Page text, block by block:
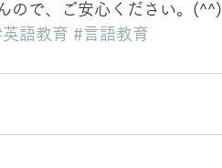
ので、ご安心ください。(^^)
英語教育 #言語教育